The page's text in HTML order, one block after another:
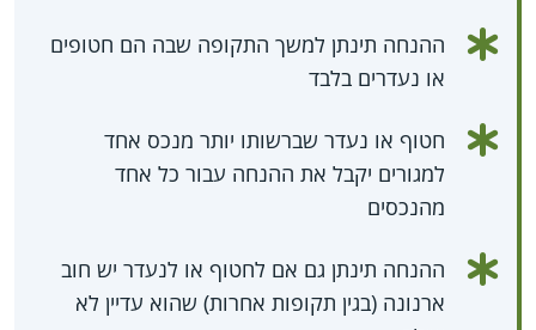
ההנחה תינתן למשך התקופה שבה הם חטופים
או נעדרים בלבד
חטוף או נעדר שברשותו יותר מנכס אחד
למגורים יקבל את ההנחה עבור כל אחד
מהנכסים
ההנחה תינתן גם אם לחטוף או לנעדר יש חוב
ארנונה (בגין תקופות אחרות) שהוא עדיין לא